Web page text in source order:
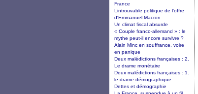
France
Lintrouvable politique de l'offre
d'Emmanuel Macron
Un climat fiscal absurde
« Couple franco-allemand » : le
mythe peut-il encore survivre ?
Alain Minc en souffrance, voire
en panique
Deux malédictions françaises : 2.
Le drame monétaire
Deux malédictions françaises : 1.
le drame démographique
Dettes et démographie